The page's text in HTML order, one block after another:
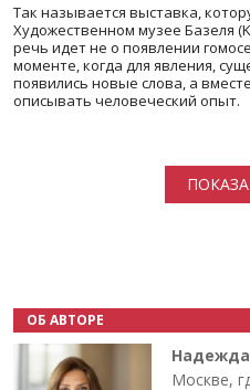
Так называется выставка,
Художественном музее Базеля
речь идет не о появлении
моменте, когда для явления,
появились новые слова, а
описывать человеческий опыт.
ОБ АВТОРЕ
Надежда
Москве,